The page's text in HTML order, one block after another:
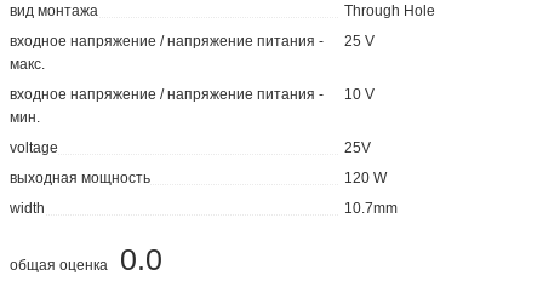
вид монтажа
Through Hole
входное напряжение / напряжение питания -
макс.
25 V
входное напряжение / напряжение питания -
мин.
10 V
voltage
25V
выходная мощность
120 W
width
10.7mm
0.0
общая оценка